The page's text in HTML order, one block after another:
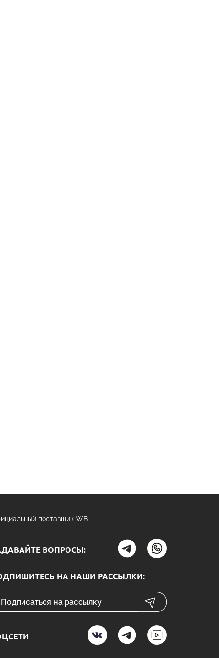
поставщик WB
ВОПРОСЫ:
НА НАШИ РАССЫЛКИ: